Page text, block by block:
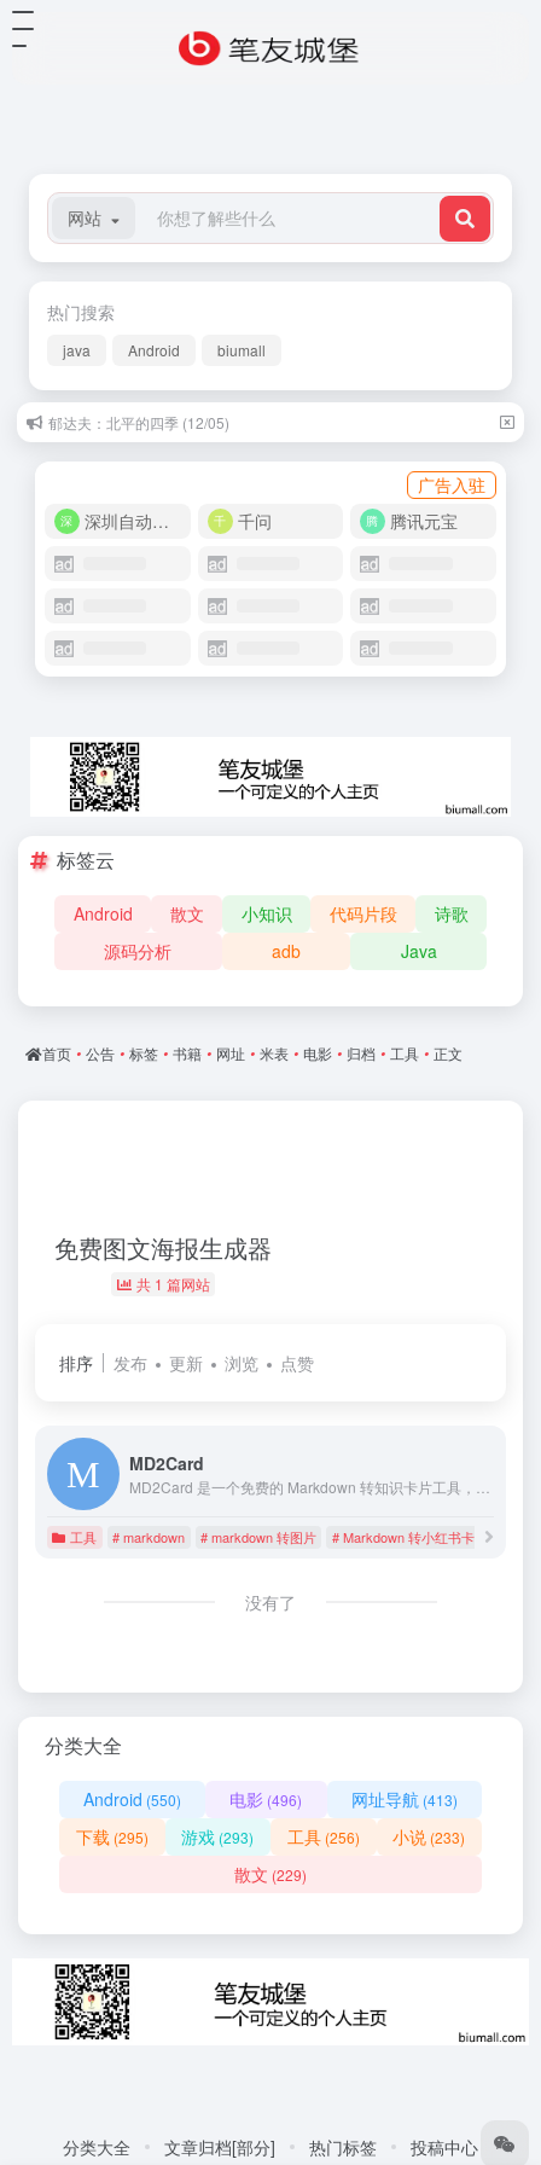
网站
热门搜索
java Android biumall
郁达夫：北平的四季 (12/05)
广告入驻
深圳自动化商城
千问 腾讯元宝
标签云
Android 散文 小知识 代码片段
诗歌
源码分析
adb Java
首页 • 公告 • 标签 • 书籍 • 网址 • 米表 • 电影 • 归档 • 工具 • 正文
免费图文海报生成器
共 1 篇网站
排序 发布 更新 浏览 点赞
MD2Card
工具 # markdown # markdown 转图片 # Markdown 转小红书卡片工具
没有了
分类大全
Android (550) 电影 (496) 网址导航 (413)
下载 (295) 游戏 (293) 工具(256) 小说 (233)
散文 (229)
分类大全 文章归档[部分] 热门标签 投稿中心